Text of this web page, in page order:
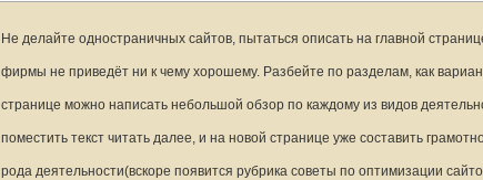
Не делайте одностраничных сайтов, пытаться описать на главной
фирмы не приведёт ни к чему хорошему. Разбейте по разделам, как
странице можно написать небольшой обзор по каждому из видов
поместить текст читать далее, и на новой странице уже составить
рода деятельности(вскоре появится рубрика советы по оптимизации